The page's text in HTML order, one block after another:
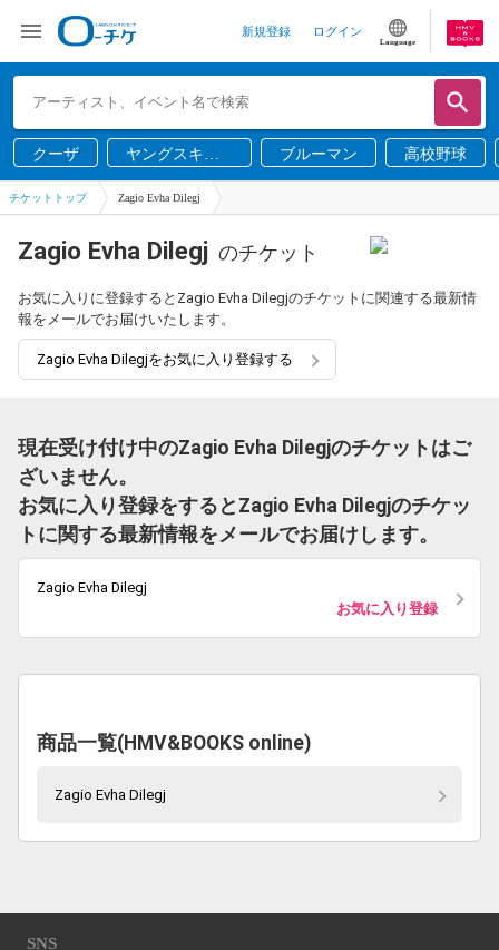
新規登録 ログイン
Language
クーザ
ヤングスキニ
ー
ブルーマン 高校野球
チケットトップ Zagio Evha Dilegj
Zagio Evha Dilegj のチケット
お気に入りに登録するとZagio Evha Dilegjのチケットに関連する最新情
報をメールでお届けいたします。
Zagio Evha Dilegjをお気に入り登録する
現在受け付け中のZagio Evha Dilegjのチケットはご
ざいません。
お気に入り登録をするとZagio Evha Dilegjのチケッ
トに関する最新情報をメールでお届けします。
Zagio Evha Dilegj
お気に入り登録
商品一覧(HMV&BOOKS online)
Zagio Evha Dilegj
SNS